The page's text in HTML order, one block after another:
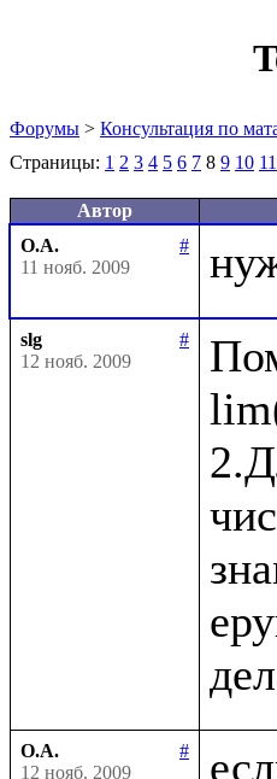
Форумы > Консультация по
Страницы: 1 2 3 4 5 6 7 8 9 10 11
Автор
О.А.
#
11 нояб. 2009
slg
#
12 нояб. 2009
О.А.
#
12 нояб. 2009